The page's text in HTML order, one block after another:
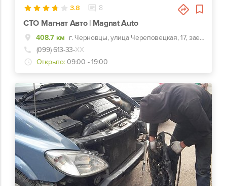
3.8 8
СТО Магнат Авто | Magnat Auto
408.7 км
г. Черновцы, улица Череповецкая, 17, заезд с ул. Комунальников
(099) 613-33-ХХ
Открыто: 09:00 - 19:00